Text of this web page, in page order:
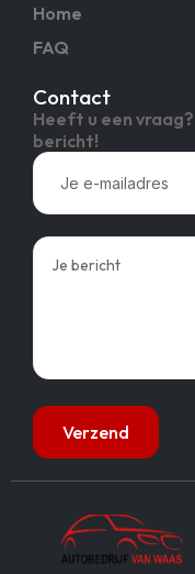
Home
FAQ
Contact
Heeft u een
bericht!